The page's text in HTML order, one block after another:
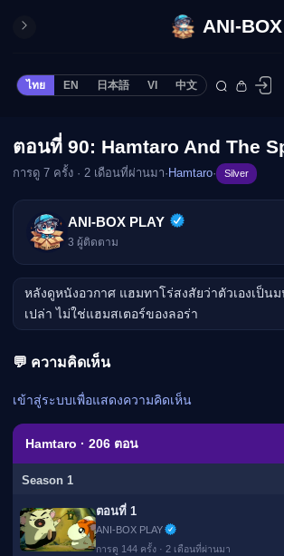
ANI-BOX
ไทย EN 日本語 VI 中文
ปิด
ONE PIECE
Cardlist
Deck
Deck
Deck
PREMIUM
🔒
กรุณาเข้าสู่ระบบเพื่อรับชม
ตอนที่ 90: Hamtaro And The
การดู 7 ครั้ง · 2 เดือนที่ผ่านมา· Hamtaro· Silver
ANI-BOX PLAY
3 ผู้ติดตาม
หลังดูหนังอวกาศ แฮมทาโร่สงสัยว่าตัวเองเป็น
เปล่า ไม่ใช่แฮมสเตอร์ของลอร่า
💬 ความคิดเห็น
เข้าสู่ระบบเพื่อแสดงความคิดเห็น
Hamtaro · 206 ตอน
Season 1
ตอนที่ 1
ANI-BOX PLAY
การดู 144 ครั้ง · 2 เดือนที่ผ่านมา